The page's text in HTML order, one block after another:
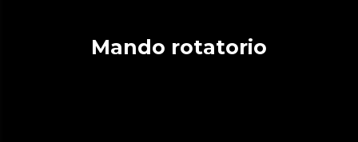
Mando rotatorio